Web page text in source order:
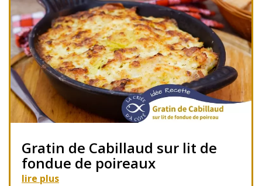
Gratin de Cabillaud sur lit de
fondue de poireaux
lire plus